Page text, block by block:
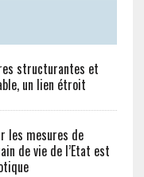
structurantes et
un lien étroit
les mesures de
de vie de l’Etat est